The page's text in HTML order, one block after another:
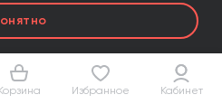
Корзина Избранное Кабинет